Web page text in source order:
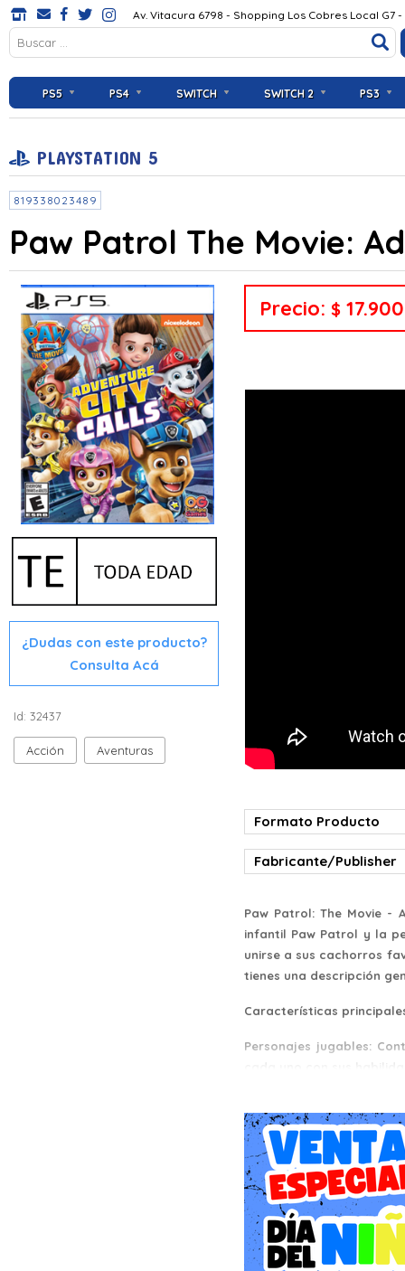
Av. Vitacura 6798 - Shopping Los Cobres Local G7
PS5 PS4 SWITCH SWITCH 2 PS3
PLAYSTATION 5
819338023489
Paw Patrol The Movie:
¿Dudas con este producto?
Consulta Acá
Id: 32437
Acción Aventuras
Precio: $ 17.900
Formato Producto
Fabricante/Publisher
Paw Patrol: The Movie -
infantil Paw Patrol y la
unirse a sus cachorros
tienes una descripción
Características
Personajes jugables:
incluyendo rescates de
Minijuegos divertidos:
Multijugador
Ambientes detallados:
desafíos.